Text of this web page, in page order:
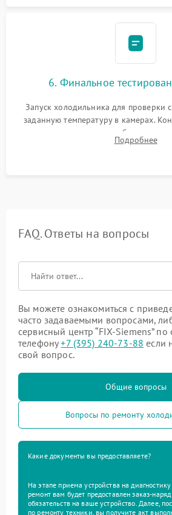
6. Финальное
Запуск холодильника для проверки
заданную температуру в камерах.
компрессора, отсутствия обмерзания
срабатывания системыПодробнее
FAQ. Ответы на вопросы
Вы можете ознакомиться с
часто задаваемыми вопросами,
сервисный центр “FIX-Siemens”
телефону+7 (395) 240-73-88 если
свой вопрос.
Общие вопросы
Вопросы по ремонту
Какие документы вы предоставляете?
На этапе приема устройства на
ремонт вам будет предоставлен заказ-
обязательств на ваше устройство. Далее,
по ремонту техники, вы получите акт